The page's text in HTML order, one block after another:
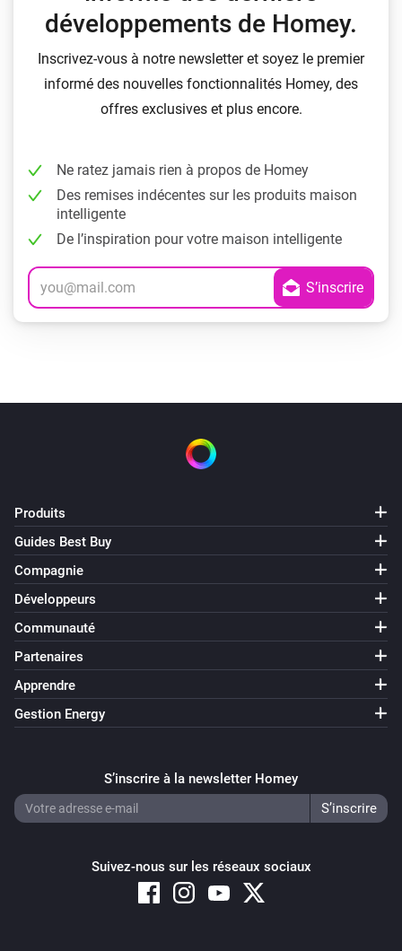
développements de Homey.
Inscrivez-vous à notre newsletter et soyez le premier
informé des nouvelles fonctionnalités Homey, des
offres exclusives et plus encore.
Ne ratez jamais rien à propos de Homey
Des remises indécentes sur les produits maison
intelligente
De l’inspiration pour votre maison intelligente
Produits
Guides Best Buy
Compagnie
Développeurs
Communauté
Partenaires
Apprendre
Gestion Energy
S’inscrire à la newsletter Homey
Suivez-nous sur les réseaux sociaux